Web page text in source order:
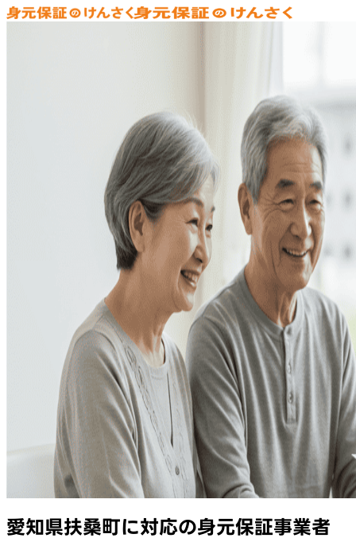
愛知県扶桑町に対応の身元保証事業者